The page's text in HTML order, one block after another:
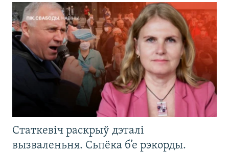
Статкевіч раскрыў дэталі
вызваленьня. Сьпёка б’е рэкорды.